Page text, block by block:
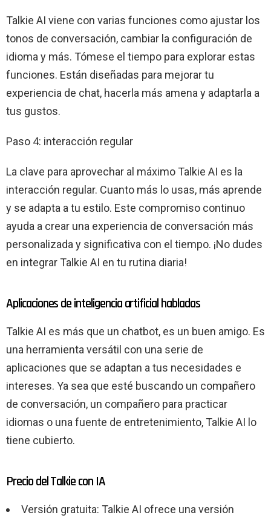
Talkie AI viene con varias funciones como ajustar los
tonos de conversación, cambiar la configuración de
idioma y más. Tómese el tiempo para explorar estas
funciones. Están diseñadas para mejorar tu
experiencia de chat, hacerla más amena y adaptarla a
tus gustos.
Paso 4: interacción regular
La clave para aprovechar al máximo Talkie AI es la
interacción regular. Cuanto más lo usas, más aprende
y se adapta a tu estilo. Este compromiso continuo
ayuda a crear una experiencia de conversación más
personalizada y significativa con el tiempo. ¡No dudes
en integrar Talkie AI en tu rutina diaria!
Aplicaciones de inteligencia artificial habladas
Talkie AI es más que un chatbot, es un buen amigo. Es
una herramienta versátil con una serie de
aplicaciones que se adaptan a tus necesidades e
intereses. Ya sea que esté buscando un compañero
de conversación, un compañero para practicar
idiomas o una fuente de entretenimiento, Talkie AI lo
tiene cubierto.
Precio del Talkie con IA
Versión gratuita: Talkie AI ofrece una versión